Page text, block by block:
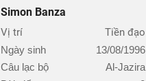
Simon Banza
Vị trí Tiền đạo
Ngày sinh
13/08/1996
Câu lạc bộ
Al-Jazira